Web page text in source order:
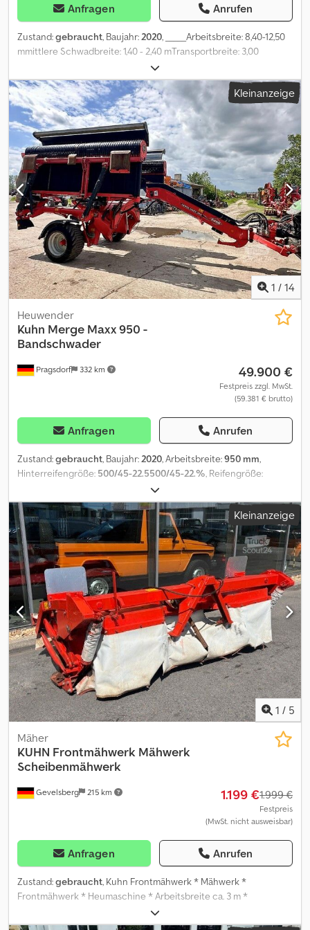
Anfragen Anrufen
Zustand:gebraucht, Baujahr:2020, _____Arbeitsbreite: 8,40-12,50
mmittlere Schwadbreite: 1,40 - 2,40 mTransportbreite: 3,00
mTransportlänge: 9,95 mTransporthöhe: 3,95 m1
MittelschwadAnzahl der Kreisel: 4Kreiseldurchmesser: 3,20 m
Anzahl der Zinkenarme pro Kreisel: 11 am vorderen Kreisel, 12 am
hinteren Kreisel / 4 Doppelzinken pro Zinkenarmgeschlossenes,
wartungsfreiees MASTERDRIVE GIII-Getriebe3D-
Pendelaufhängung4 Schwenkräder pro KreiselPreis: 38.500,00
Euro netto,Lagerort:Prüm Dcsdov H Rw Ujpfx Anvek
Kleinanzeige
1 / 14
Pragsdorf 332 km
Heuwender
Kuhn Merge Maxx 950 -
Bandschwader
49.900 €
Festpreis zzgl. MwSt.
(59.381 € brutto)
Anfragen Anrufen
Zustand:gebraucht, Baujahr:2020, Arbeitsbreite:950 mm,
Hinterreifengröße: 500/45-22.5500/45-22.%, Reifengröße:
, Bereifung (h):500/45-22.5_____Arbeitsbreite:
9.5Beleuchtung: jaBetriebsstunden: 635Kuhn Merge Maxx 950 -
BandschwaderBaujahr 2020Betriebsstunden 635Arbeitsbreite
9,5mGeschwindigkeit 40 km/hSchwadablage mittig, einseitig
(rechts / links), getrennt möglichPickUp mit
KunststoffabstreifernFahrwerkDruckluftbremse
Gleitkufeneigene
BordhydraulikUnterlenkeranhängungAnbauvorric htung mit
integrierten StoßdämpfernWeitwinkel-GelenkwelleBedienterm
inalBereifung 500/45-22.5,Lagerort:Kunde Dcodpfxozn D Hus
Anvok
Kleinanzeige
1 / 5
Gevelsberg 215 km
Mäher
KUHN Frontmähwerk Mähwerk
Scheibenmähwerk
1.199 €1.999 €
Festpreis
(MwSt. nicht ausweisbar)
Anfragen Anrufen
Zustand:gebraucht, Kuhn Frontmähwerk * Mähwerk *
Frontmähwerk * Heumaschine * Arbeitsbreite ca. 3 m *
Scheibenmähwerk * Dreipunktanhängung * Zapfwellenantrieb *
Schutzabdeckung ACHTUNG !!!!! UNBEDINGT LESEN !!!!!